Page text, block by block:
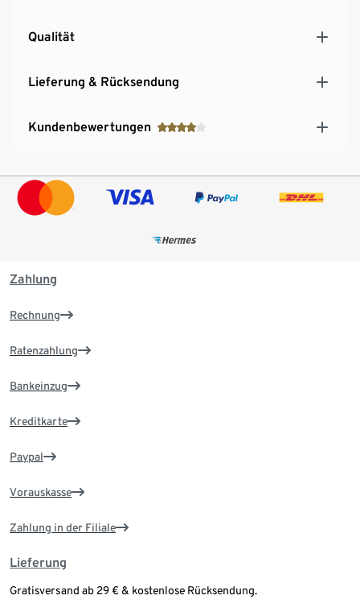
Qualität
Lieferung & Rücksendung
Kundenbewertungen
Zahlung
Rechnung
Ratenzahlung
Bankeinzug
Kreditkarte
Paypal
Vorauskasse
Zahlung in der Filiale
Lieferung
Gratisversand ab 29 € & kostenlose Rücksendung.